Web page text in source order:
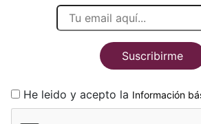
Suscribirme
He leido y acepto la Información